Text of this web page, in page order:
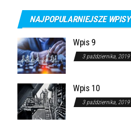
NAJPOPULARNIEJSZE WPISY
Wpis 9
3 października, 2019
Wpis 10
3 października, 2019